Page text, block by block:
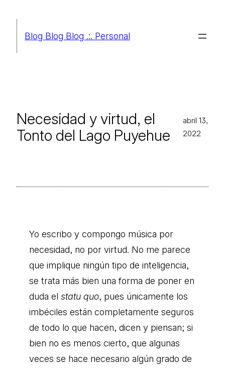
contenido
Blog Blog Blog .:. Personal
Necesidad y virtud, el
Tonto del Lago Puyehue
abril 13,
2022
Yo escribo y compongo música por
necesidad, no por virtud. No me parece
que implique ningún tipo de inteligencia,
se trata más bien una forma de poner en
duda el statu quo, pues únicamente los
imbéciles están completamente seguros
de todo lo que hacen, dicen y piensan; si
bien no es menos cierto, que algunas
veces se hace necesario algún grado de